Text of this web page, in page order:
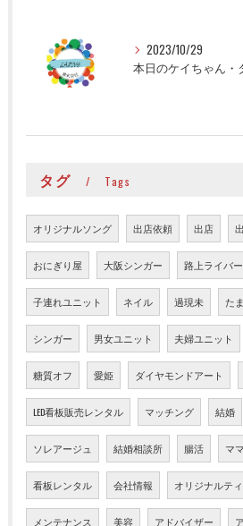
2023/10/29
本日のケイちゃん・
タグ Tags
オリジナルソング 出店依頼 出店
おにぎり屋 大阪シンガー 路上ライバー
子連れユニット ネイル 過現未 た
シンガー 男女ユニット 夫婦ユニット
糖質オフ 愛姫 ダイヤモンドアート
LED看板販売レンタル マッチング 結婚
ソレアージュ 結婚相談所 腸活 マ
看板レンタル 会社情報 オリジナルテ
メンテナンス 美容 アドバイザー